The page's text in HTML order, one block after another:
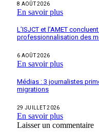
8 AOÛT 2026
En savoir plus
L’ISJCT et l’AMET
professionnalisation des
6 AOÛT 2026
En savoir plus
Médias : 3 journalistes
migrations
29 JUILLET 2026
En savoir plus
Laisser un commentaire